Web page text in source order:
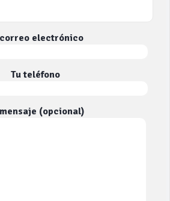
electrónico
Tu teléfono
(opcional)